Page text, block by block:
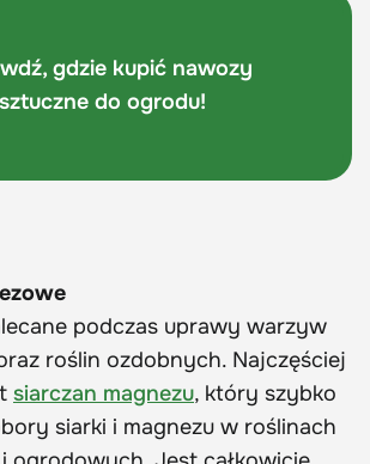
gdzie kupić nawozy
sztuczne do ogrodu!
podczas uprawy warzyw
roślin ozdobnych. Najczęściej
siarczan magnezu, który szybko
siarki i magnezu w roślinach